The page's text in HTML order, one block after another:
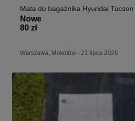
Mata do bagażnika Hyundai Tucson
Nowe
80 zł
Warszawa, Mokotów - 21 lipca 2026